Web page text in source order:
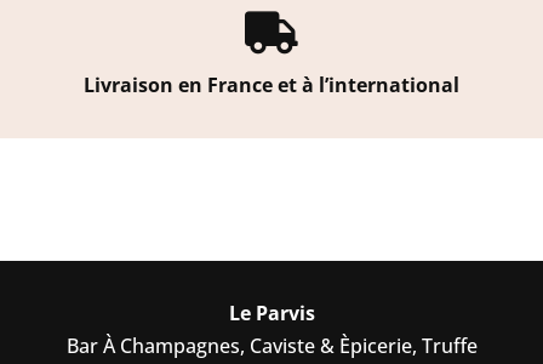

Livraison en France et à l’international
Le Parvis
Bar À Champagnes, Caviste & Èpicerie, Truffe